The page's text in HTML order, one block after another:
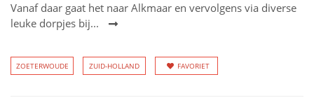
Vanaf daar gaat het naar Alkmaar en vervolgens via diverse
leuke dorpjes bij...
ZOETERWOUDE ZUID-HOLLAND FAVORIET